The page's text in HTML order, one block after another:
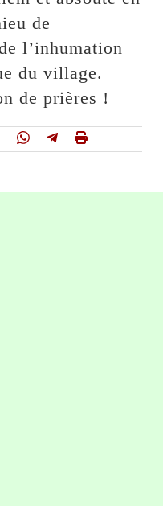
de
l’inhumation
du village.
de prières !